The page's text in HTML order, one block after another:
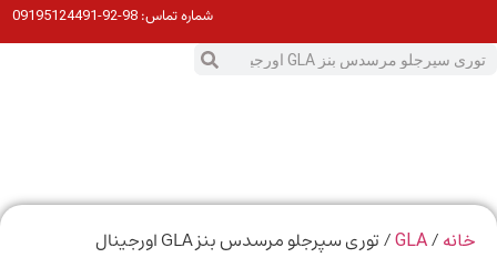
شماره تماس:98-92-09195124491
/
GLA/ توری سپرجلو مرسدس بنز GLA اورجینال